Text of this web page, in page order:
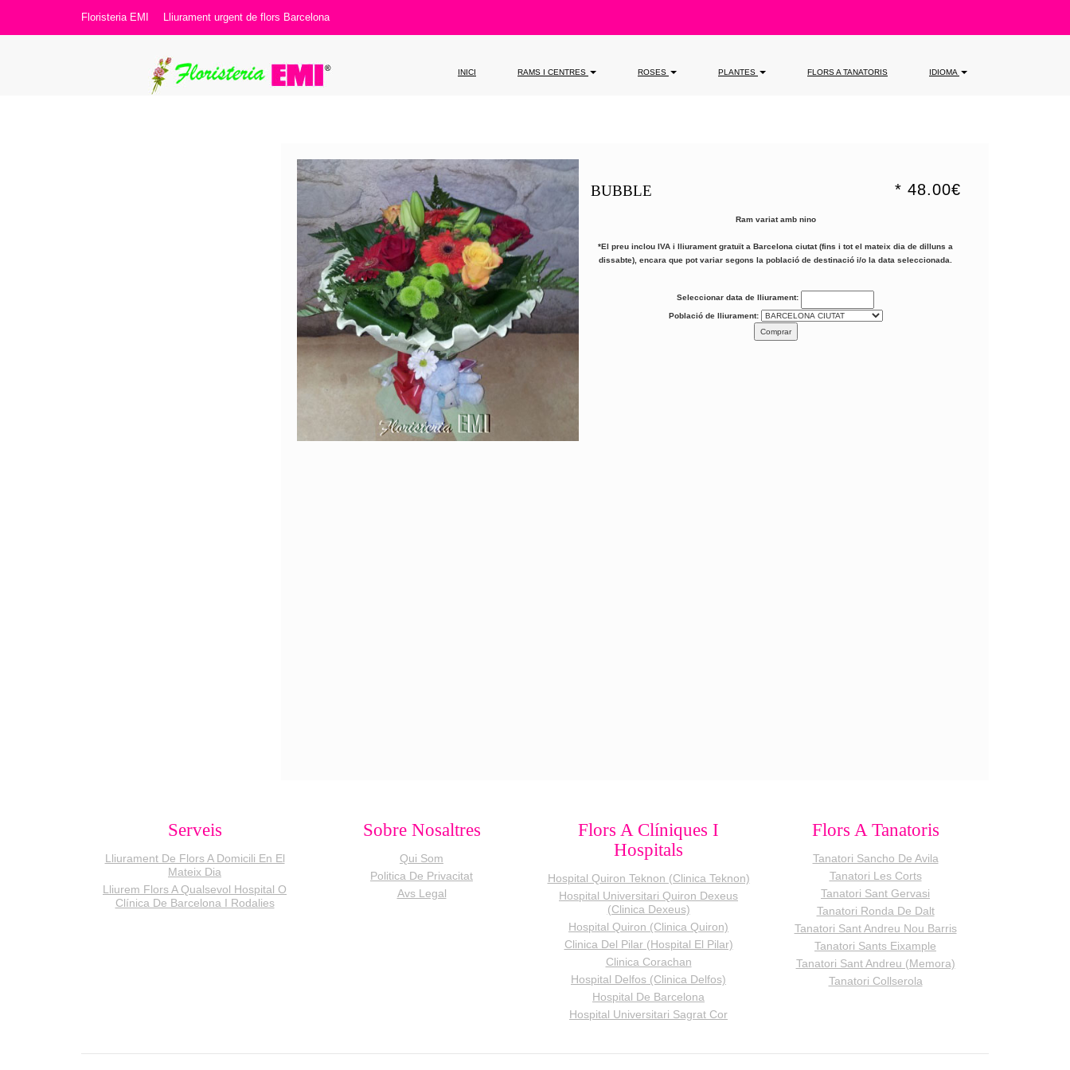
Floristeria EMI Lliurament urgent de flors Barcelona
INICI RAMS I CENTRES ROSES PLANTES FLORS A TANATORIS IDIOMA
BUBBLE * 48.00€
Ram variat amb nino
*El preu inclou IVA i lliurament gratuït a Barcelona ciutat (fins i tot el mateix dia de dilluns a
dissabte), encara que pot variar segons la població de destinació i/o la data seleccionada.
Seleccionar data de lliurament:
Població de lliurament:
Serveis
Lliurament De Flors A Domicili En El
Mateix Dia
Lliurem Flors A Qualsevol Hospital O
Clínica De Barcelona I Rodalies
Sobre Nosaltres
Qui Som
Politica De Privacitat
Avs Legal
Flors A Clíniques I
Hospitals
Hospital Quiron Teknon (Clinica Teknon)
Hospital Universitari Quiron Dexeus
(Clinica Dexeus)
Hospital Quiron (Clinica Quiron)
Clinica Del Pilar (Hospital El Pilar)
Clinica Corachan
Hospital Delfos (Clinica Delfos)
Hospital De Barcelona
Hospital Universitari Sagrat Cor
Flors A Tanatoris
Tanatori Sancho De Avila
Tanatori Les Corts
Tanatori Sant Gervasi
Tanatori Ronda De Dalt
Tanatori Sant Andreu Nou Barris
Tanatori Sants Eixample
Tanatori Sant Andreu (Memora)
Tanatori Collserola